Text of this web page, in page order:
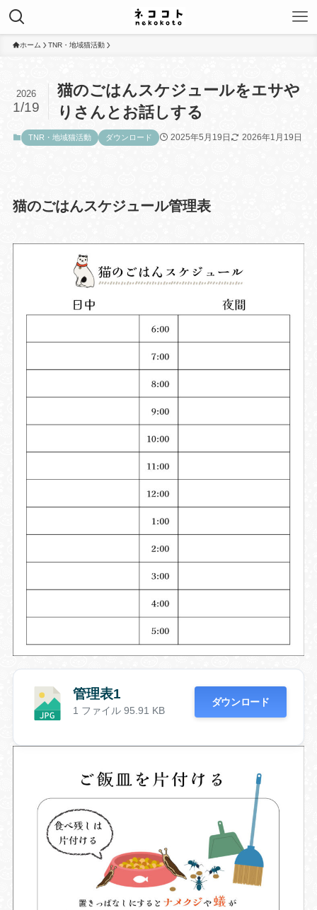
ホーム TNR・地域猫活動
猫のごはんスケジュールをエサや
りさんとお話しする
2026
1/19
TNR・地域猫活動 ダウンロード 2025年5月19日 2026年1月19日
猫のごはんスケジュール管理表
管理表1
1 ファイル95.91 KB
ダウンロード